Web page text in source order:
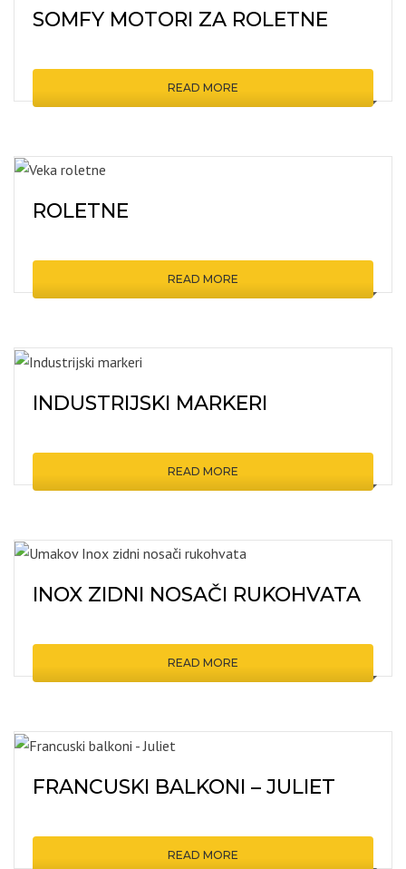
SOMFY MOTORI ZA ROLETNE
READ MORE
ROLETNE
READ MORE
INDUSTRIJSKI MARKERI
READ MORE
INOX ZIDNI NOSAČI RUKOHVATA
READ MORE
FRANCUSKI BALKONI – JULIET
READ MORE